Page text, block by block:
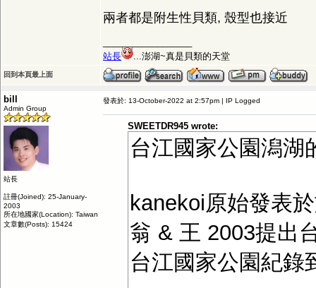
兩者都是附生性貝類, 殼型也接近
站長
...澎湖~真是貝類的天堂
回到本頁最上面
bill
Admin Group
站長
註冊(Joined): 25-January-
2003
所在地國家(Location): Taiwan
文章數(Posts): 15424
發表於: 13-October-2022 at 2:57pm | IP Logged
SWEETDR945 wrote:
台江國家公園潟湖
kanekoi原始發表
翁 & 王 2003提出
台江國家公園紀錄